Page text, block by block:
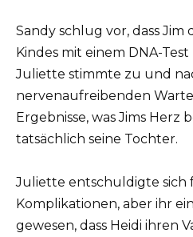
Sandy schlug vor, dass Jim
Kindes mit einem DNA-
Juliette stimmte zu und
nervenaufreibenden
Ergebnisse, was Jims Herz
tatsächlich seine Tochter.
Juliette entschuldigte
Komplikationen, aber ihr
gewesen, dass Heidi ihren